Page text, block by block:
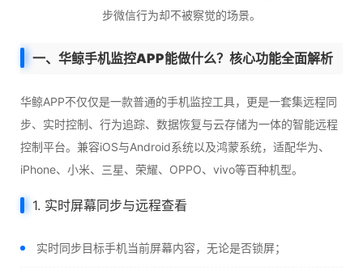
步微信行为却不被察觉的场景。
一、华鲸手机监控APP能做什么？核心功能全面解析
华鲸APP不仅仅是一款普通的手机监控工具，更是一套集远程同
步、实时控制、行为追踪、数据恢复与云存储为一体的智能远程
控制平台。兼容iOS与Android系统以及鸿蒙系统，适配华为、
iPhone、小米、三星、荣耀、OPPO、vivo等百种机型。
1. 实时屏幕同步与远程查看
实时同步目标手机当前屏幕内容，无论是否锁屏；